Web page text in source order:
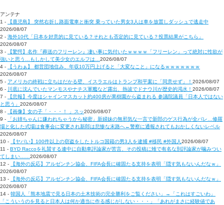
アンテナ
1 -
【鹿児島】 突然右折し路面電車と衝突 乗っていた男女3人は車を放置しダッシュで逃走中
2026/08/07
2 - 海外10代「日本を好意的に見ている？それとも否定的に見ている？投票結果がこちら」
2026/08/07
3 -
【驚愕】名作『葬送のフリーレン』凄い事に気付いたｗｗｗｗ「フリーレン」って絶対に性欲が
強いと思う…もしかして美少女のエルフは…2026/08/07
4 -
【うわぁ】 都営団地住み、年収10万円上げると「大変なこと」になるｗｗｗｗｗｗｗ
2026/08/07
5 - アメリカの終戦に立ちはだかる壁、イスラエルはトランプ和平案に「同意せず」！ 2026/08/07
6 - 川底に沈んでいたマンモスやナチス軍艦など露出、熱波でドナウ川が歴史的渇水！ 2026/08/07
7 -
【悲報】今度はシャインマスカット約400房が果樹園から盗まれる 参議院議員「日本人ではない
と思う」 2026/08/07
8 -
【画像】女の子「・・・！ 」スッ2026/08/07
9 -
「お姉ちゃんに嫌われちゃうから秘密」新婦妹の無邪気な一言で新郎のゲス行為が全バレ…修羅
場と化した式場は食事会に変更され新郎は悲惨な末路へ←警察に通報されてもおかしくないレベル
2026/08/07
10 -
【ヤバい】100件以上の窃盗をしたトルコ国籍の男3人を逮捕 #移民 #外国人2026/08/07
11 - BYD Raccoを礼賛する連中に自動車評論家が苦言、その投稿に雉で有名な別評論家が噛みつい
てしまい……2026/08/07
12 -
【海外の反応】アルゼンチン協会、FIFA会長に確固たる支持を表明「隠す気もないんだなｗ」
2026/08/07
13 -
【海外の反応】アルゼンチン協会、FIFA会長に確固たる支持を表明「隠す気もないんだなｗ」
2026/08/07
14 - 韓国人「熊本地震で見る日本の土木技術の完全勝利をご覧ください」→「これはすごいわ」
「こういうのを見ると日本人は何か適当に作る感じがしない・・・」「あれがまさに経験値であ